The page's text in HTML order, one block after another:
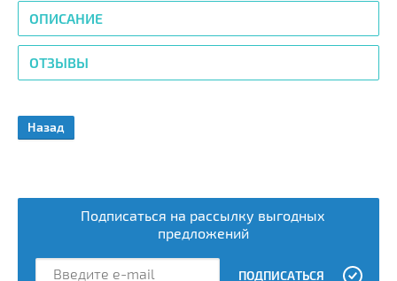
ОПИСАНИЕ
ОТЗЫВЫ
Назад
Подписаться на рассылку выгодных
предложений
ПОДПИСАТЬСЯ